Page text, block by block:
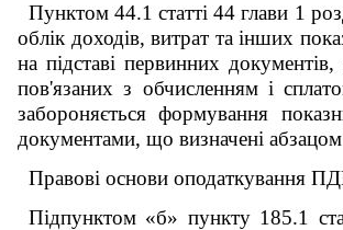
Пунктом 44.1 статті 44 глави 1
облік доходів, витрат та інших
на підставі первинних документів,
пов'язаних з обчисленням і
забороняється формування
документами, що визначені
Правові основи оподаткування
Підпунктом «б» пункту 185.1